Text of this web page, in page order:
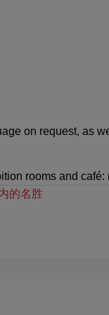
on request, as
rooms and café:
的名胜